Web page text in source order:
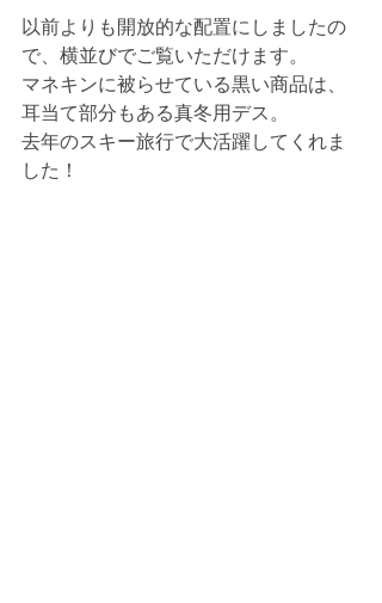
以前よりも開放的な配置にしましたの
で、横並びでご覧いただけます。
マネキンに被らせている黒い商品は、
耳当て部分もある真冬用デス。
去年のスキー旅行で大活躍してくれま
した！